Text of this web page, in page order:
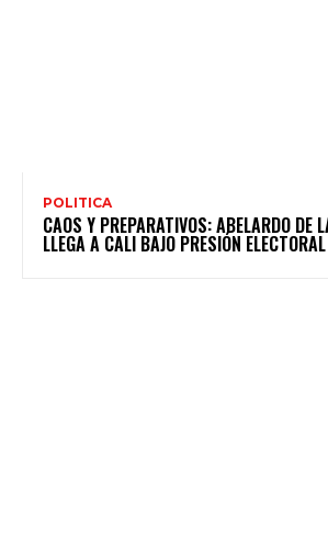
POLITICA
CAOS Y PREPARATIVOS: ABELARDO DE
LLEGA A CALI BAJO PRESIÓN ELECTORAL